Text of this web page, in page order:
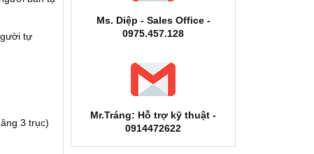
tự
3 trục)
Ms. Diệp - Sales Office -
0975.457.128
Mr.Tráng: Hỗ trợ kỹ thuật -
0914472622